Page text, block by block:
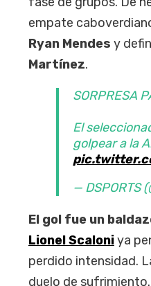
empate
Ryan Mendes y
Martínez.
SORPRESA
El
golpear a la
— DSPORTS
El gol fue un
Lionel Scaloniya
perdido intensidad.
duelo de sufrimiento.